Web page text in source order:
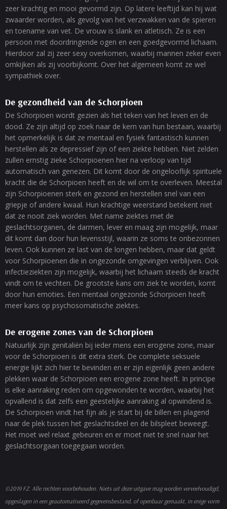
zeer krachtig en mooi gevormd zijn. Op latere leeftijd kan hij wat
zwaarder worden, als gevolg van het verzwakken van de spieren
en toename van vet. De vrouw is slank en atletisch. Ze is een
persoon met doordringende ogen en een goedgevormd lichaam.
Hierdoor zal zij zeer sexy overkomen, waarbij mannen zeker even
omkijken als zij voorbijkomt. Over het algemeen komt ze wel
sympathiek over.
De gezondheid van de Schorpioen
De Schorpioen wordt gezien als het teken van het leven en de
dood. Ze zijn altijd op zoek naar de kern van hun bestaan, waarbij
het opmerkelijk is dat ze mentaal en fysiek fantastisch kunnen
herstellen als ze depressief zijn of een ziekte hebben. Niet zelden
zullen ernstig zieke Schorpioenen hier na verloop van tijd
automatisch van genezen. Dit komt door de ongelooflijk spirituele
kracht die de Schorpioen heeft en de wil om te overleven. Meestal
zijn Schorpioenen sterk en gezond en herstellen snel van een
griepje of andere kwaal. Hun krachtige weerstand betekent niet
dat ze nooit ziek worden. Met name ziektes met de
geslachtsorganen, de darmen, lever en maag zijn mogelijk, maar
dit komt dan door hun levensstijl, waarin ze soms te onbezonnen
leven. Ook kunnen ze last van de longen hebben, maar dat geldt
voor Schorpioenen die in ongezonde omgevingen verblijven. Ook
infectieziekten zijn mogelijk, waarbij het lichaam steeds de kracht
vindt om te vechten. De grootste kans om ziek te worden, komt
door hun emoties. Een mentaal ongezonde Schorpioen heeft
meer kans op psychosomatische ziektes.
De erogene zones van de Schorpioen
Natuurlijk zijn genitaliën bij ieder mens een erogene zone, maar
voor de Schorpioen is dit extra sterk. De complete seksuele
energie lijkt zich hier te bevinden en er zijn eigenlijk geen andere
plekken waar de Schorpioen een erogene zone heeft. In principe
is elke aanraking reden om opgewonden te worden, waarbij het
opvallend is dat zelfs een geestelijke aanraking al opwindend is.
De Schorpioen vindt het fijn als je start bij de billen en plagend
naar de plek tussen het geslachtsdeel en de bilspleet beweegt.
Het moet wel relaxt gebeuren en er moet niet te snel naar het
geslachtsorgaan toegegaan worden.
©2019 FZ. Alle rechten voorbehouden. Niets uit deze uitgave mag worden verveelvoudigd,
opgeslagen in een geautomatiseerd gegevensbestand, of openbaar gemaakt, in enige vorm